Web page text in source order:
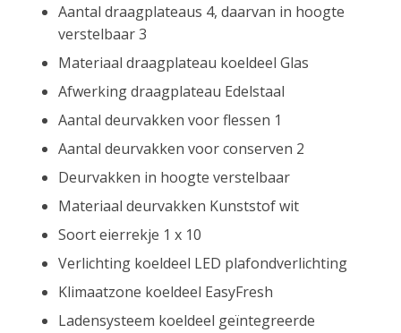
Aantal draagplateaus 4, daarvan in hoogte
verstelbaar 3
Materiaal draagplateau koeldeel Glas
Afwerking draagplateau Edelstaal
Aantal deurvakken voor flessen 1
Aantal deurvakken voor conserven 2
Deurvakken in hoogte verstelbaar
Materiaal deurvakken Kunststof wit
Soort eierrekje 1 x 10
Verlichting koeldeel LED plafondverlichting
Klimaatzone koeldeel EasyFresh
Ladensysteem koeldeel geïntegreerde